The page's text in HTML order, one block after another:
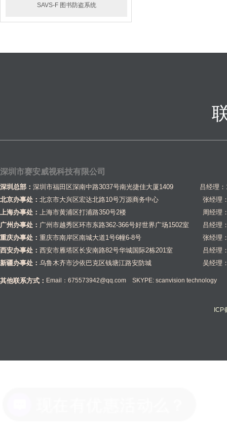
SAVS-F 图书防盗系统
深圳市赛安威视科技有限公司
深圳总部： 深圳市福田区深南中路3037号南光捷佳大厦1409 吕经理：
北京办事处： 北京市大兴区宏达北路10号万源商务中心
张经理
上海办事处： 上海市黄浦区打浦路350号2楼
周经理
广州办事处： 广州市越秀区环市东路362-366号好世界广场1502室
吕经理
重庆办事处： 重庆市南岸区南城大道1号6幢6-8号
张经理
西安办事处： 西安市雁塔区长安南路82号华城国际2栋201室
吕经理
新疆办事处： 乌鲁木齐市沙依巴克区钱塘江路安防城 吴经理
其他联系方式： Email：675573942@qq.com SKYPE: scanvision technology
ICP